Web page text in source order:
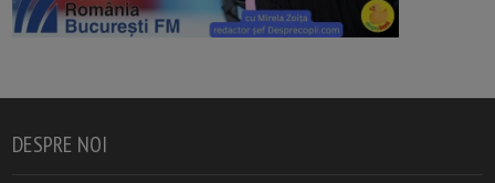
DESPRE NOI